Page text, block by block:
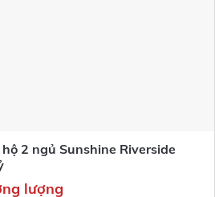
2 ngủ Sunshine Riverside
lượng